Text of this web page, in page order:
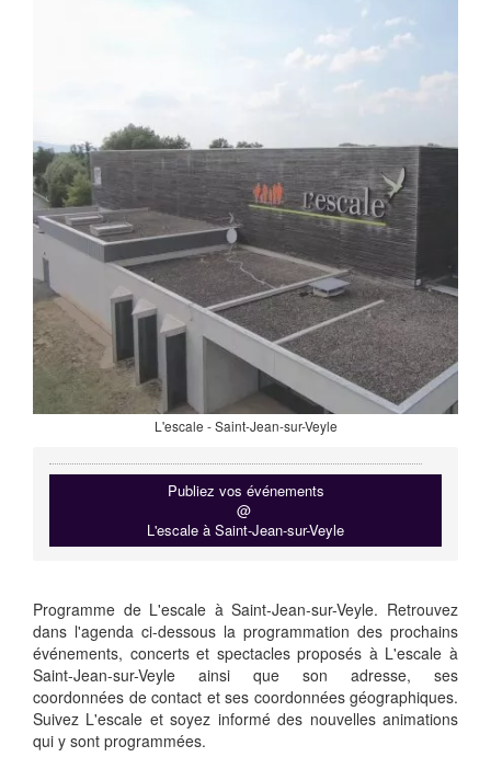
L'escale - Saint-Jean-sur-Veyle
Publiez vos événements
@
L'escale à Saint-Jean-sur-Veyle
Programme de L'escale à Saint-Jean-sur-Veyle. Retrouvez
dans l'agenda ci-dessous la programmation des prochains
événements, concerts et spectacles proposés à L'escale à
Saint-Jean-sur-Veyle ainsi que son adresse, ses
coordonnées de contact et ses coordonnées géographiques.
Suivez L'escale et soyez informé des nouvelles animations
qui y sont programmées.